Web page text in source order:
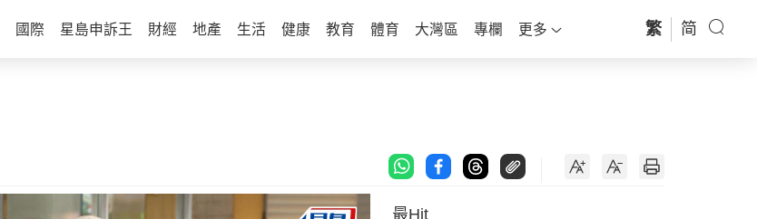
國際 星島申訴王 財經 地產 生活 健康 教育 體育 大灣區 專欄 更多 繁 简
最Hit